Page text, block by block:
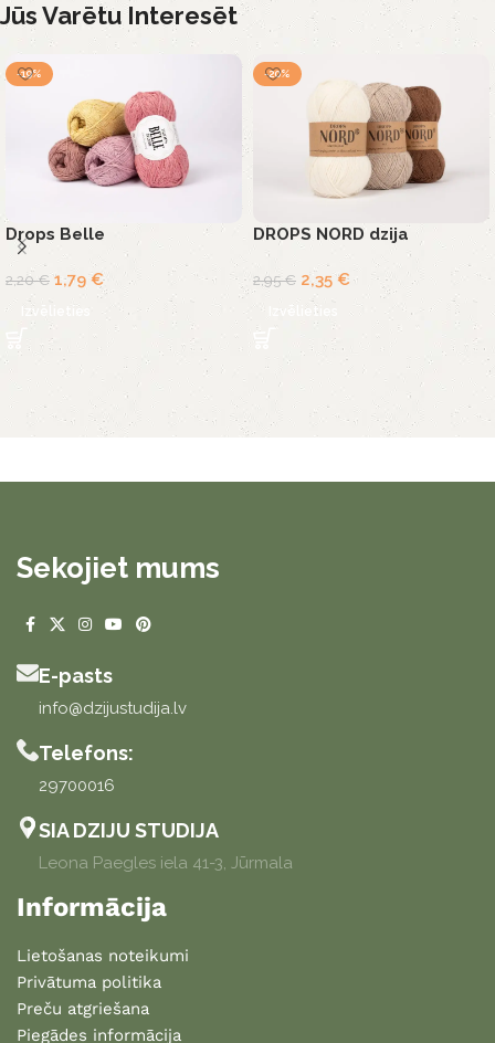
Jūs Varētu Interesēt
-19%
Drops Belle
2,20€ 1,79 €
Izvēlieties
-20%
DROPS NORD dzija
2,95€ 2,35€
Izvēlieties
Sekojiet mums
E-pasts
info@dzijustudija.lv
Telefons:
29700016
SIA DZIJU STUDIJA
Leona Paegles iela 41-3, Jūrmala
Informācija
Lietošanas noteikumi
Privātuma politika
Preču atgriešana
Piegādes informācija